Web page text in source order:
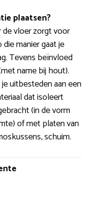
plaatsen?
vloer zorgt voor
manier gaat je
Tevens beïnvloed
name bij hout).
uitbesteden aan een
dat isoleert
(in de vorm
of met platen van
schuim.